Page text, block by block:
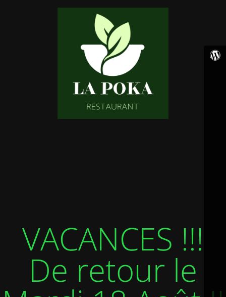
VACANCES !!!
De retour le